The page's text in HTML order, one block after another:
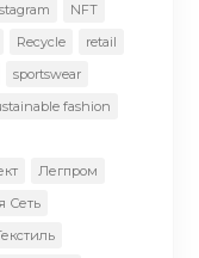
NFT
Recycle
retail
sportswear
fashion
Легпром
Сеть